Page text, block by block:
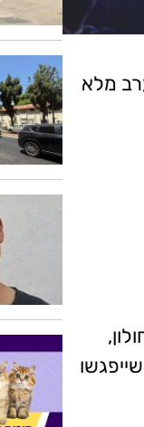
מלא
שייפגשו